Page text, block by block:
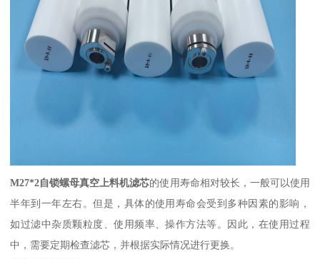
M27*2自锁螺母真空上料机滤芯的使用寿命相对较长，一般可以使用
半年到一年左右。但是，具体的使用寿命会受到多种因素的影响，
如过滤中杂质颗粒度、使用频率、操作方法等。因此，在使用过程
中，需要定期检查滤芯，并根据实际情况进行更换。